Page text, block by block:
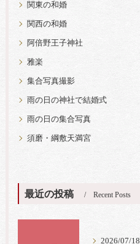
関東の和婚
関西の和婚
阿倍野王子神社
雅楽
集合写真撮影
雨の日の神社で結婚式
雨の日の集合写真
須磨・綱敷天満宮
最近の投稿 Recent Posts
2026/07/18